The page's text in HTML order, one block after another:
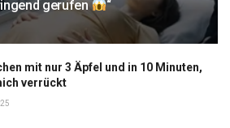
gerufen
“
mit nur 3 Äpfel und in 10 Minuten,
verrückt